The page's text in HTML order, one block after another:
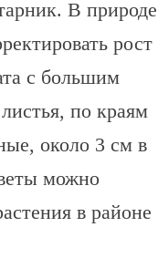
В природе
рост
с большим
по краям
около 3 см в
можно
в районе